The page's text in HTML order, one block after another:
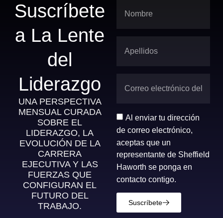
Suscríbete
a La Lente
del
Liderazgo
UNA PERSPECTIVA
MENSUAL CURADA
SOBRE EL
LIDERAZGO, LA
EVOLUCIÓN DE LA
CARRERA
EJECUTIVA Y LAS
FUERZAS QUE
CONFIGURAN EL
FUTURO DEL
TRABAJO.
Al enviar tu dirección
de correo electrónico,
aceptas que un
representante de Sheffield
Haworth se ponga en
contacto contigo.
Suscríbete